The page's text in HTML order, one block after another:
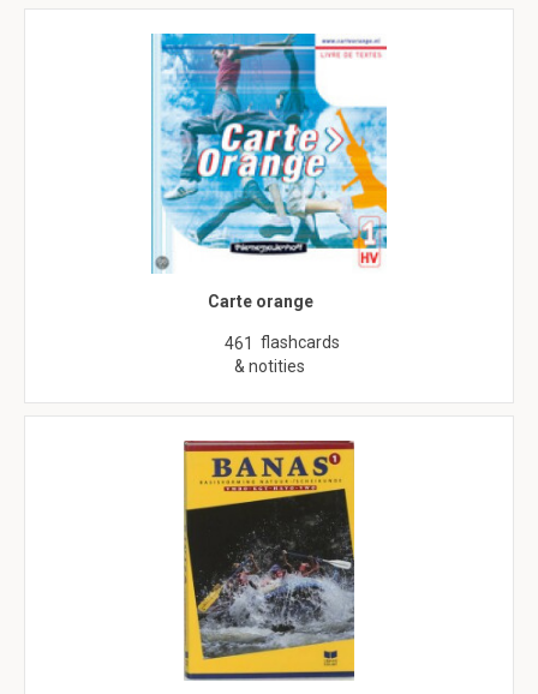
Carte orange
461 flashcards
& notities